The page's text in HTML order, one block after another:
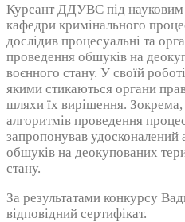
Курсант ДДУВС під науковим
кафедри кримінального
дослідив процесуальні та
проведення обшуків на
воєнного стану. У своїй
якими стикаються органи
шляхи їх вирішення.
алгоритмів проведення
запропонував удосконалений
обшуків на деокупованих
стану.
За результатами конкурсу
відповідний сертифікат.